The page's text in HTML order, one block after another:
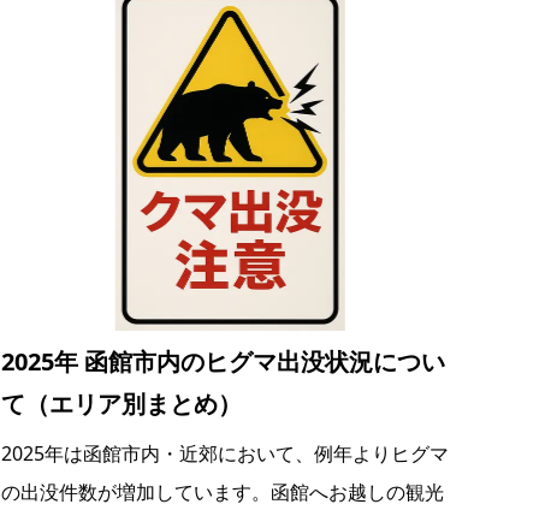
2025年 函館市内のヒグマ出没状況につい
て（エリア別まとめ）
2025年は函館市内・近郊において、例年よりヒグマ
の出没件数が増加しています。函館へお越しの観光